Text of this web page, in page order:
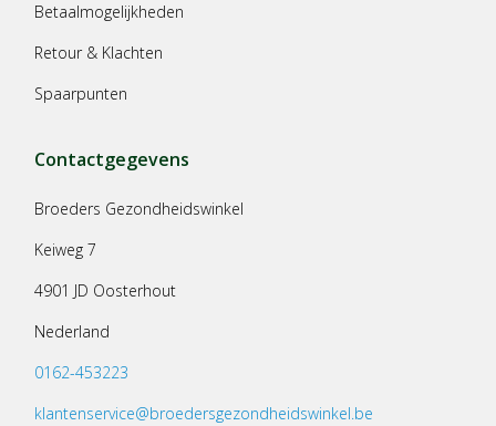
Betaalmogelijkheden
Retour & Klachten
Spaarpunten
Contactgegevens
Broeders Gezondheidswinkel
Keiweg 7
4901 JD Oosterhout
Nederland
0162-453223
klantenservice@broedersgezondheidswinkel.be